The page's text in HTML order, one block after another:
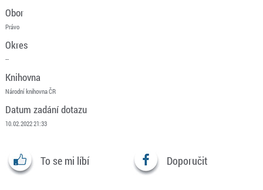
Obor
Právo
Okres
--
Knihovna
Národní knihovna ČR
Datum zadání dotazu
10.02.2022 21:33
To se mi líbí Doporučit